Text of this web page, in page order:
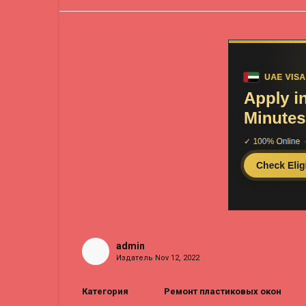
admin
Издатель Nov 12, 2022
Категория Ремонт пластиковых окон